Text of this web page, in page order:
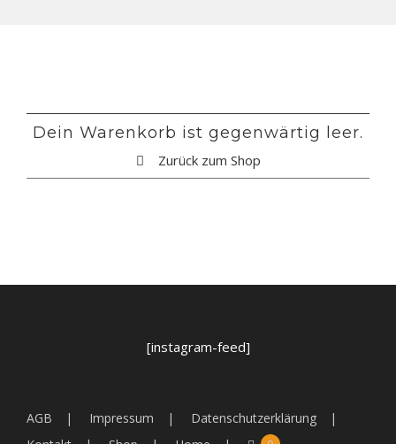
Dein Warenkorb ist gegenwärtig leer.
Zurück zum Shop
[instagram-feed]
AGB Impressum
Datenschutzerklärung